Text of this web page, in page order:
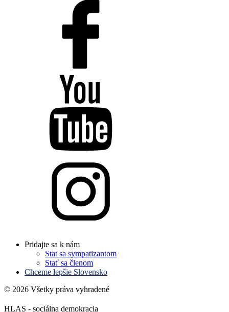
Pridajte sa k nám
Stat sa sympatizantom
Stať sa členom
Chceme lepšie Slovensko
© 2026 Všetky práva vyhradené
HLAS - sociálna demokracia